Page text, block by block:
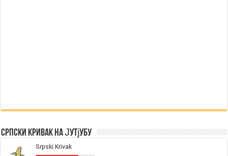
Српски Кривак на Јутјубу